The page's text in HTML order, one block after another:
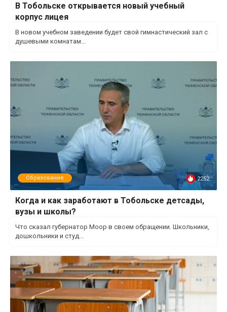
В Тобольске открывается новый учебный
корпус лицея
В новом учебном заведении будет свой гимнастический зал с
душевыми комнатам...
Образование 2252
Когда и как заработают в Тобольске детсады,
вузы и школы?
Что сказал губернатор Моор в своем обращении. Школьники,
дошкольники и студ...